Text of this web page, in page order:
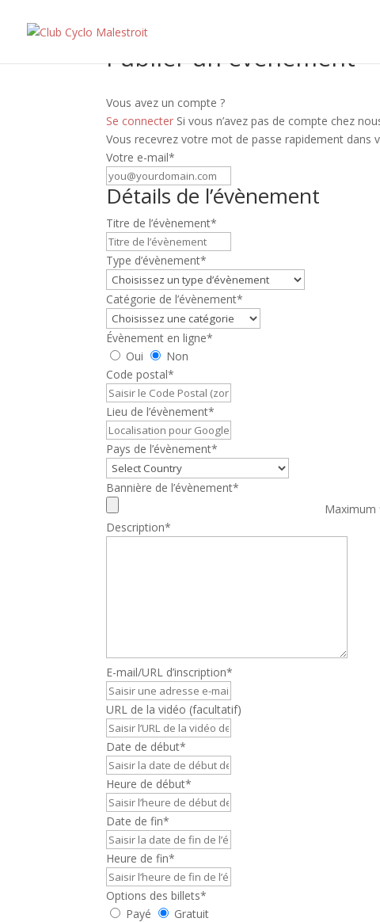
Publier un évènement
Vous avez un compte ?
Se connecter Si vous n’avez pas de compte chez
Vous recevrez votre mot de passe rapidement dans
Votre e-mail*
Détails de l’évènement
Titre de l’évènement*
Type d’évènement*
Catégorie de l’évènement*
Évènement en ligne*
Oui
Non
Code postal*
Lieu de l’évènement*
Pays de l’évènement*
Bannière de l’évènement*
Maximum
Description*
E-mail/URL d’inscription*
URL de la vidéo (facultatif)
Date de début*
Heure de début*
Date de fin*
Heure de fin*
Options des billets*
Payé
Gratuit